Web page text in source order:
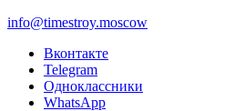
info@timestroy.moscow
Вконтакте
Telegram
Одноклассники
WhatsApp